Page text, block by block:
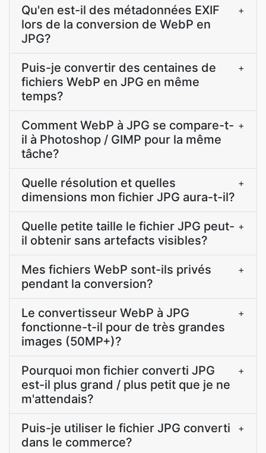
Qu'en est-il des métadonnées EXIF
lors de la conversion de WebP en
JPG?
+
Puis-je convertir des centaines de
fichiers WebP en JPG en même
temps?
+
Comment WebP à JPG se compare-t-
il à Photoshop / GIMP pour la même
tâche?
+
Quelle résolution et quelles
dimensions mon fichier JPG aura-t-il?
+
Quelle petite taille le fichier JPG peut-
il obtenir sans artefacts visibles?
+
Mes fichiers WebP sont-ils privés
pendant la conversion?
+
Le convertisseur WebP à JPG
fonctionne-t-il pour de très grandes
images (50MP+)?
+
Pourquoi mon fichier converti JPG
est-il plus grand / plus petit que je ne
m'attendais?
+
Puis-je utiliser le fichier JPG converti
dans le commerce?
+